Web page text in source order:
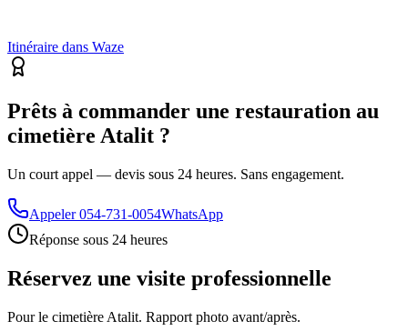
Itinéraire dans Waze
Prêts à commander une restauration au
cimetière Atalit ?
Un court appel — devis sous 24 heures. Sans engagement.
Appeler 054-731-0054WhatsApp
Réponse sous 24 heures
Réservez une visite professionnelle
Pour le cimetière Atalit. Rapport photo avant/après.